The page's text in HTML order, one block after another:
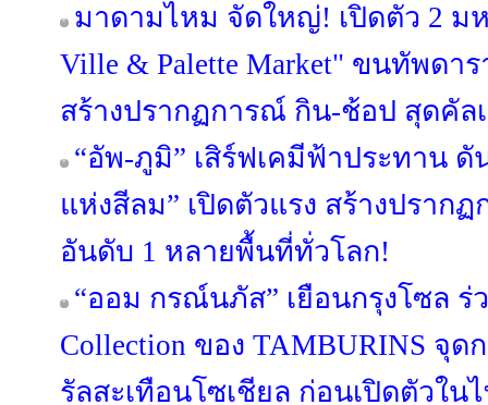
มาดามไหม จัดใหญ่! เปิดตัว 2 มห
Ville & Palette Market" ขนทัพดา
สร้างปรากฏการณ์ กิน-ช้อป สุดคัล
“อัพ-ภูมิ” เสิร์ฟเคมีฟ้าประทาน ดั
แห่งสีลม” เปิดตัวแรง สร้างปราก
อันดับ 1 หลายพื้นที่ทั่วโลก!
“ออม กรณ์นภัส” เยือนกรุงโซล
Collection ของ TAMBURINS จุด
รัลสะเทือนโซเชียล ก่อนเปิดตัวใน